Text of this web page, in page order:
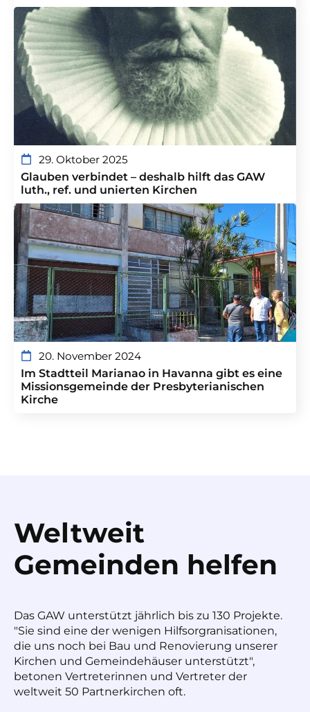
29. Oktober 2025
Glauben verbindet – deshalb hilft das GAW
luth., ref. und unierten Kirchen
20. November 2024
Im Stadtteil Marianao in Havanna gibt es eine
Missionsgemeinde der Presbyterianischen
Kirche
Weltweit
Gemeinden helfen
Das GAW unterstützt jährlich bis zu 130 Projekte.
"Sie sind eine der wenigen Hilfsorgranisationen,
die uns noch bei Bau und Renovierung unserer
Kirchen und Gemeindehäuser unterstützt",
betonen Vertreterinnen und Vertreter der
weltweit 50 Partnerkirchen oft.